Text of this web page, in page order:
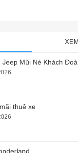
Jeep Mũi Né Khách
thuê xe